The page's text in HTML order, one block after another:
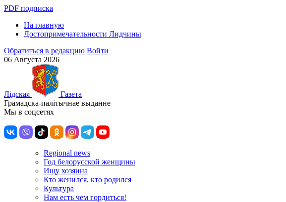
PDF подписка
На главную
Достопримечательности Лидчины
Обратиться в редакцию Войти
06 Августа 2026
Лiдская
Газета
Грамадска-палiтычнае выданне
Мы в соцсетях
Regional news
Год белорусской женщины
Ищу хозяина
Кто женился, кто родился
Культура
Нам есть чем гордиться!